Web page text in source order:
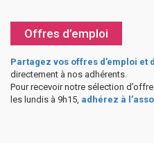
Offres d’emploi
Partagez vos offres d’emploi et
directement à nos adhérents.
Pour recevoir notre sélection
les lundis à 9h15, adhérez à